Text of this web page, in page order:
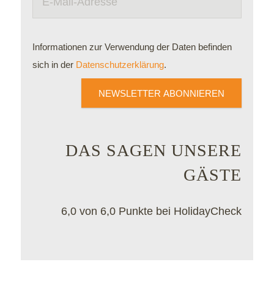
Informationen zur Verwendung der Daten befinden
sich in der Datenschutzerklärung.
NEWSLETTER ABONNIEREN
DAS SAGEN UNSERE
GÄSTE
6,0 von 6,0 Punkte bei HolidayCheck